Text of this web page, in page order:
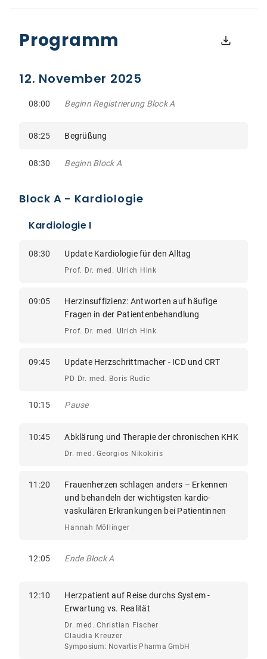
Programm
12. November 2025
08:00 Beginn Registrierung Block A
08:25 Begrüßung
08:30 Beginn Block A
Block A - Kardiologie
Kardiologie I
08:30 Update Kardiologie für den Alltag
Prof. Dr. med. Ulrich Hink
09:05
Herzinsuffizienz: Antworten auf häufige
Fragen in der Patientenbehandlung
Prof. Dr. med. Ulrich Hink
09:45 Update Herzschrittmacher - ICD und CRT
PD Dr. med. Boris Rudic
10:15 Pause
10:45 Abklärung und Therapie der chronischen KHK
Dr. med. Georgios Nikokiris
11:20
Frauenherzen schlagen anders – Erkennen
und behandeln der wichtigsten kardio-
vaskulären Erkrankungen bei Patientinnen
Hannah Möllinger
12:05 Ende Block A
12:10
Herzpatient auf Reise durchs System -
Erwartung vs. Realität
Dr. med. Christian Fischer
Claudia Kreuzer
Symposium: Novartis Pharma GmbH